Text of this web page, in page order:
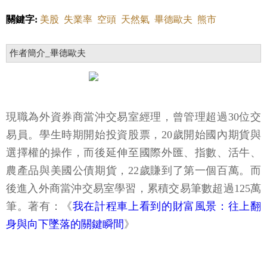
關鍵字: 美股 失業率 空頭 天然氣 畢德歐夫 熊市
作者簡介_畢德歐夫
現職為外資券商當沖交易室經理，曾管理超過30位交
易員。學生時期開始投資股票，20歲開始國內期貨與
選擇權的操作，而後延伸至國際外匯、指數、活牛、
農產品與美國公債期貨，22歲賺到了第一個百萬。而
後進入外商當沖交易室學習，累積交易筆數超過125萬
筆。著有：《我在計程車上看到的財富風景：往上翻
身與向下墜落的關鍵瞬間 》